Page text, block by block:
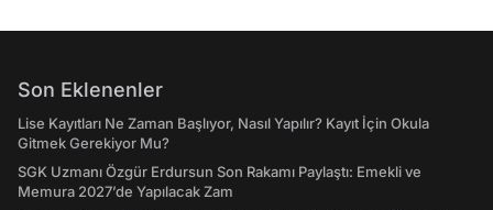
Son Eklenenler
Lise Kayıtları Ne Zaman Başlıyor, Nasıl Yapılır? Kayıt İçin Okula
Gitmek Gerekiyor Mu?
SGK Uzmanı Özgür Erdursun Son Rakamı Paylaştı: Emekli ve
Memura 2027’de Yapılacak Zam